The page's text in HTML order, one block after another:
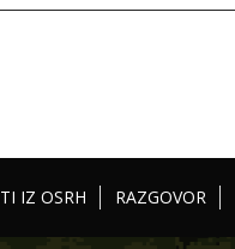
IZ OSRH RAZGOVOR